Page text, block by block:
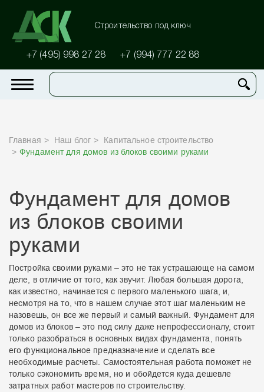
Строительство под ключ
+7 (495) 998 27 28 +7 (994) 777 22 88
Главная Наш блог
Капитальное строительство
Фундамент для домов из блоков своими руками
Фундамент для домов
из блоков своими
руками
Постройка своими руками – это не так устрашающе на самом
деле, в отличие от того, как звучит. Любая большая дорога,
как известно, начинается с первого маленького шага, и,
несмотря на то, что в нашем случае этот шаг маленьким не
назовешь, он все же первый и самый важный. Фундамент для
домов из блоков – это под силу даже непрофессионалу, стоит
только разобраться в основных видах фундамента, понять
его функциональное предназначение и сделать все
необходимые расчеты. Самостоятельная работа поможет не
только сэкономить время, но и обойдется куда дешевле
затратных работ мастеров по строительству.